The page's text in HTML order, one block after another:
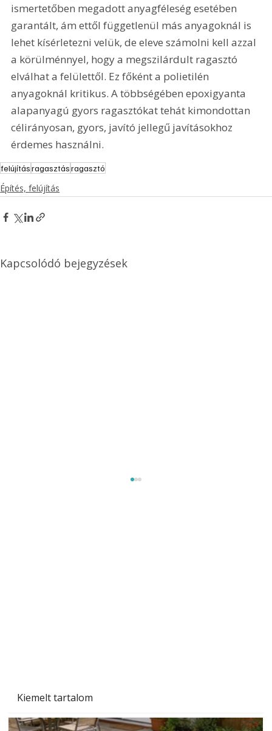
Kiemelt tartalom
ismertetőben megadott anyagféleség esetében
garantált, ám ettől függetlenül más anyagoknál is
lehet kísérletezni velük, de eleve számolni kell azzal
a körülménnyel, hogy a megszilárdult ragasztó
elválhat a felülettől. Ez főként a polietilén
anyagoknál kritikus. A többségében epoxigyanta
alapanyagú gyors ragasztókat tehát kimondottan
célirányosan, gyors, javító jellegű javításokhoz
érdemes használni.
felújításragasztásragasztó
Építés, felújítás
Kapcsolódó bejegyzések